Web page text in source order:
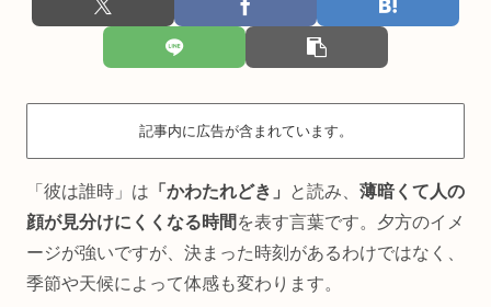
記事内に広告が含まれています。
「彼は誰時」は 「かわたれどき」 と読み、 薄暗くて人の
顔が見分けにくくなる時間 を表す言葉です。夕方のイメ
ージが強いですが、決まった時刻があるわけではなく、
季節や天候によって体感も変わります。